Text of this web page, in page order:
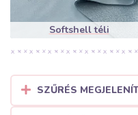
Softshell téli
SZŰRÉS